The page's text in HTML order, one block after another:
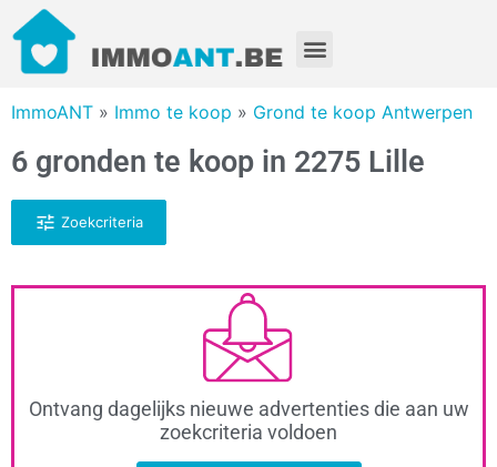
ImmoANT » Immo te koop » Grond te koop Antwerpen
6 gronden te koop in 2275 Lille
Zoekcriteria
Ontvang dagelijks nieuwe advertenties die aan uw
zoekcriteria voldoen